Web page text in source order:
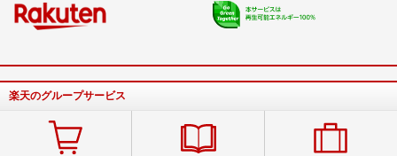
アクティベーションロックは解除済みです。
概要欄にも追加しておきます。
コメント失礼します。
アクティベーションロック解除はしてありますか？
楽天のグループサービス